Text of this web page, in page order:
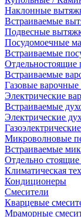
Наклонные
Встраиваемые
Подвесные
Посудомоечные
Встраиваемые
Встраиваемые
Газовые варочные
Электрические
Встраиваемые
Электрические
Микроволновые
Встраиваемые
Отдельно
Климатическая
Кондиционеры
Смесители
Кварцевые
Мраморные